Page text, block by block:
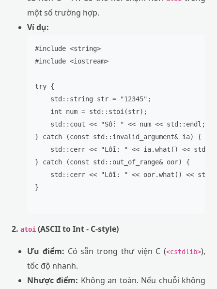
một số trường hợp.
Ví dụ:
#include <string>
#include <iostream>
try {
    std::string str = "12345";
    int num = std::stoi(str);
    std::cout << "Số: " << num << std::endl;
} catch (const std::invalid_argument& ia) {
std::cerr << "Lỗi: " << ia.what() <<
} catch (const std::out_of_range& oor) {
std::cerr << "Lỗi: " << oor.what() <<
}
2. atoi (ASCII to Int - C-style)
Ưu điểm: Có sẵn trong thư viện C (<cstdlib>),
tốc độ nhanh.
Nhược điểm: Không an toàn. Nếu chuỗi không